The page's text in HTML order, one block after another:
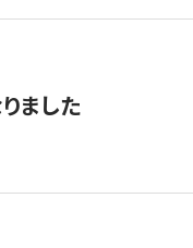
ました